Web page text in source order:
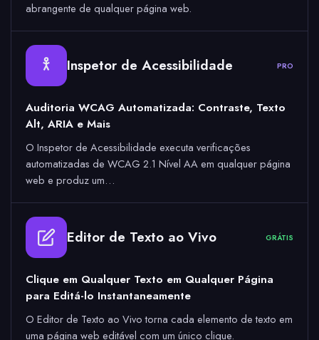
abrangente de qualquer página web.
Inspetor de Acessibilidade PRO
Auditoria WCAG Automatizada: Contraste, Texto
Alt, ARIA e Mais
O Inspetor de Acessibilidade executa verificações
automatizadas de WCAG 2.1 Nível AA em qualquer página
web e produz um…
Editor de Texto ao Vivo GRÁTIS
Clique em Qualquer Texto em Qualquer Página
para Editá-lo Instantaneamente
O Editor de Texto ao Vivo torna cada elemento de texto em
uma página web editável com um único clique.